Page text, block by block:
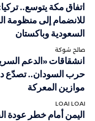
اتفاق مكة يتوسع..
للانضمام إلى منظومة
السعودية وباكستان
صالح شوكة
انشقاقات «الدعم
حرب السودان.. تصدّع
موازين المعركة
LOAI LOAI
اليمن أمام خطر عودة